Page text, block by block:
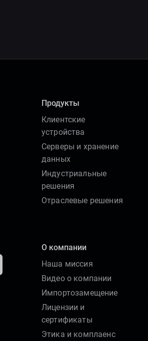
Продукты
Клиентские
устройства
Серверы и хранение
данных
Индустриальные
решения
Отраслевые решения
О компании
Наша миссия
Видео о компании
Импортозамещение
Лицензии и
сертификаты
Этика и комплаенс